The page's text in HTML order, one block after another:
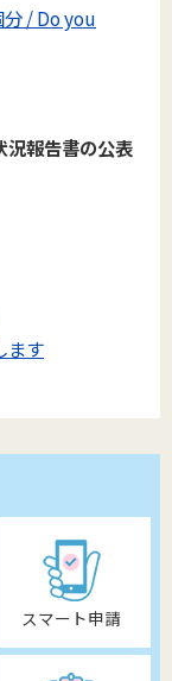
/ Do you
況報告書の公表
ます
スマート申請